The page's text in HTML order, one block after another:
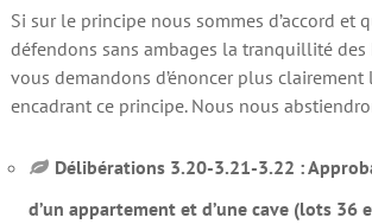
Si sur le principe nous sommes d’accord et
défendons sans ambages la tranquillité des
vous demandons d’énoncer plus clairement
encadrant ce principe. Nous nous
Délibérations 3.20-3.21-3.22 :
d’un appartement et d’une cave (lots 36